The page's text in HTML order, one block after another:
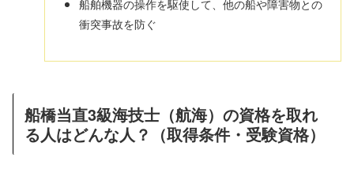
船舶機器の操作を駆使して、他の船や障害物との
衝突事故を防ぐ
船橋当直3級海技士（航海）の資格を取れ
る人はどんな人？（取得条件・受験資格）